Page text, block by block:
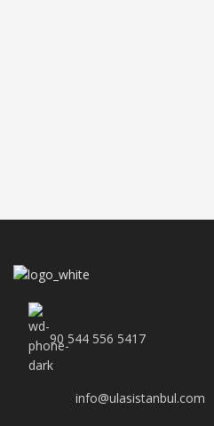
90 544 556 5417
info@ulasistanbul.com